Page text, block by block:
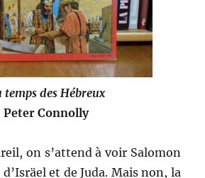
temps des Hébreux
Peter Connolly
on s’attend à voir Salomon
et de Juda. Mais non, la